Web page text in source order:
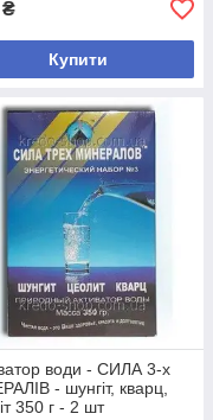
₴
Купити
води - СИЛА 3-х
- шунгіт, кварц,
350 г - 2 шт